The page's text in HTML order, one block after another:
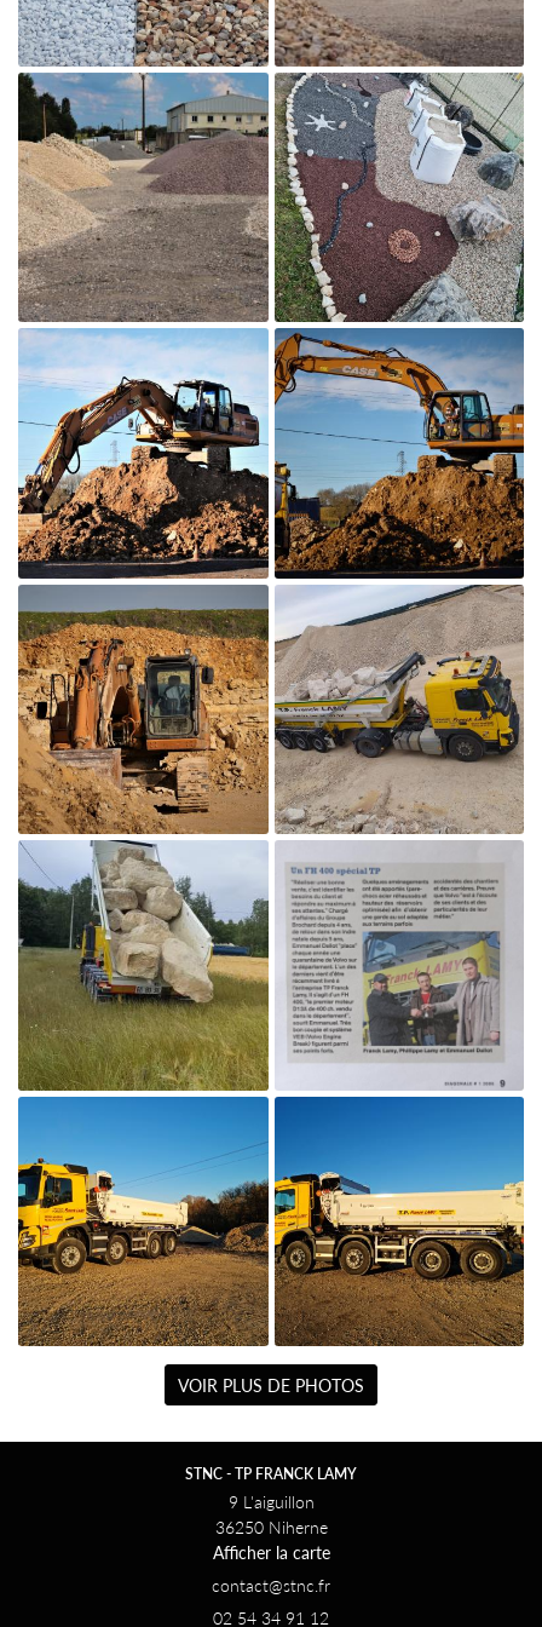
Galerie
Avis
Actualités
Contact
Restez
INSCRIPTION

Agrandir la photo

Agrandir la photo

Agrandir la photo

Agrandir la photo

Agrandir la photo

VOIR PLUS DE PHOTOS
STNC - TP FRANCK LAMY
9 L'aiguillon
36250 Niherne
Afficher la carte
02 54 34 91 12